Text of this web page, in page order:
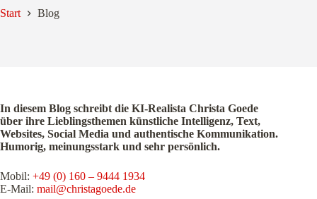
Start Blog
In diesem Blog schreibt die KI-Realista Christa Goede
über ihre Lieblingsthemen künstliche Intelligenz, Text,
Websites, Social Media und authentische Kommunikation.
Humorig, meinungsstark und sehr persönlich.
Mobil: +49 (0) 160 – 9444 1934
E-Mail: mail@christagoede.de